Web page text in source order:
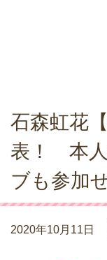
石森虹花
表！ 本人
ブも参加
2020年10月11日